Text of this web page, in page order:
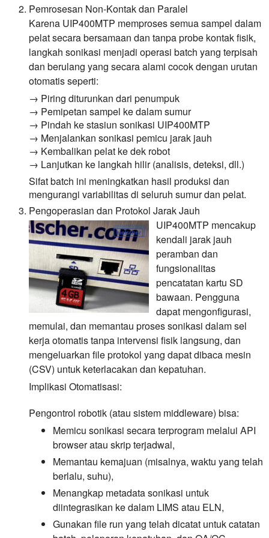
Pemrosesan Non-Kontak dan Paralel
Karena UIP400MTP memproses semua sampel dalam
pelat secara bersamaan dan tanpa probe kontak fisik,
langkah sonikasi menjadi operasi batch yang terpisah
dan berulang yang secara alami cocok dengan urutan
otomatis seperti:
→ Piring diturunkan dari penumpuk
→ Pemipetan sampel ke dalam sumur
→ Pindah ke stasiun sonikasi UIP400MTP
→ Menjalankan sonikasi pemicu jarak jauh
→ Kembalikan pelat ke dek robot
→ Lanjutkan ke langkah hilir (analisis, deteksi, dll.)
Sifat batch ini meningkatkan hasil produksi dan
mengurangi variabilitas di seluruh sumur dan pelat.
Pengoperasian dan Protokol Jarak Jauh
UIP400MTP mencakup
kendali jarak jauh
peramban dan
fungsionalitas
pencatatan kartu SD
bawaan. Pengguna
dapat mengonfigurasi,
memulai, dan memantau proses sonikasi dalam sel
kerja otomatis tanpa intervensi fisik langsung, dan
mengeluarkan file protokol yang dapat dibaca mesin
(CSV) untuk keterlacakan dan kepatuhan.
Implikasi Otomatisasi:
Pengontrol robotik (atau sistem middleware) bisa:
Memicu sonikasi secara terprogram melalui API
browser atau skrip terjadwal,
Memantau kemajuan (misalnya, waktu yang telah
berlalu, suhu),
Menangkap metadata sonikasi untuk
diintegrasikan ke dalam LIMS atau ELN,
Gunakan file run yang telah dicatat untuk catatan